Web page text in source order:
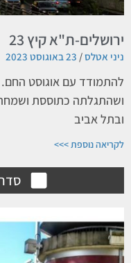
ירושלים-ת"א קיץ 23
ניני אטלס
להתמודד עם אוגוסט
ושהתגלתה כתוססת ושמחה
ובתל אביב
לקריאה נוספת >>>